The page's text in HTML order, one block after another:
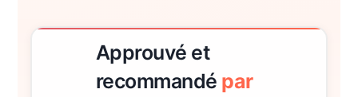
Approuvé et
recommandé par